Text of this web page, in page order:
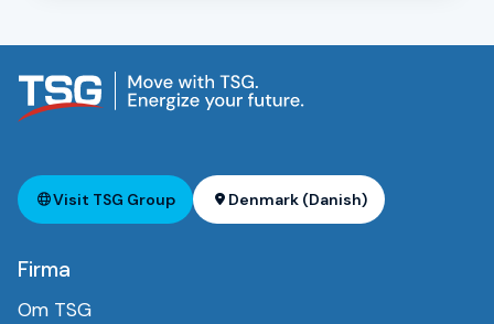
Visit TSG Group Denmark (Danish)
Firma
Om TSG